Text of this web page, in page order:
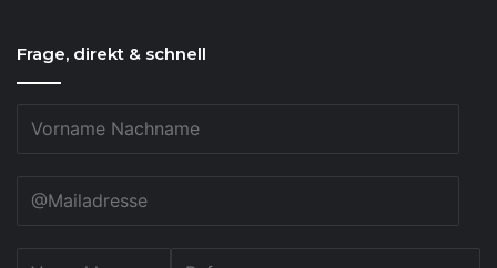
Frage, direkt & schnell